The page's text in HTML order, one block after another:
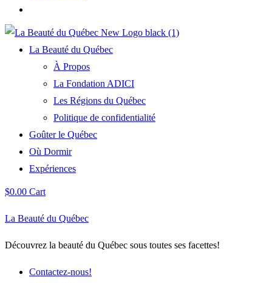
La Beauté du Québec
À Propos
La Fondation ADICI
Les Régions du Québec
Politique de confidentialité
Goûter le Québec
Où Dormir
Expériences
$0.00 Cart
La Beauté du Québec
Découvrez la beauté du Québec sous toutes ses facettes!
Contactez-nous!